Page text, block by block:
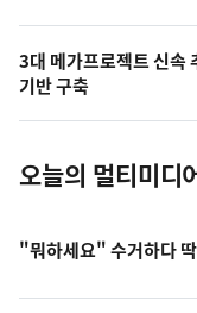
의
사
진
3대 메가프로젝트 신속
기반 구축
오늘의 멀티미디
"뭐하세요" 수거하다